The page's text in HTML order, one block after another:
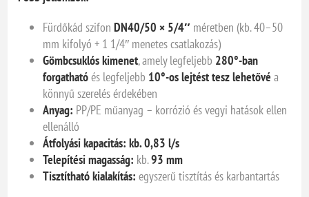
Fürdőkád szifonDN40/50 × 5/4″ méretben (kb. 40–50
mm kifolyó + 1 1/4″ menetes csatlakozás)
Gömbcsuklós kimenet, amely legfeljebb 280°-ban
forgathatóés legfeljebb 10°-os lejtést tesz lehetővé a
könnyű szerelés érdekében
Anyag: PP/PE műanyag – korrózió és vegyi hatások ellen
ellenálló
Átfolyási kapacitás: kb. 0,83 l/s
Telepítési magasság: kb.93 mm
Tisztítható kialakítás: egyszerű tisztítás és karbantartás